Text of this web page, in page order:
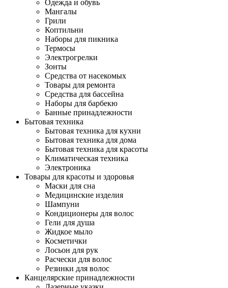
Одежда и обувь
Мангалы
Грили
Коптильни
Наборы для пикника
Термосы
Электрогрелки
Зонты
Средства от насекомых
Товары для ремонта
Средства для бассейна
Наборы для барбекю
Банные принадлежности
Бытовая техника
Бытовая техника для кухни
Бытовая техника для дома
Бытовая техника для красоты
Климатическая техника
Электроника
Товары для красоты и здоровья
Маски для сна
Медицинские изделия
Шампуни
Кондиционеры для волос
Гели для душа
Жидкое мыло
Косметички
Лосьон для рук
Расчески для волос
Резинки для волос
Канцелярские принадлежности